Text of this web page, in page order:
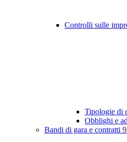
Controlli sulle
Tipologie di
Obblighi e
Bandi di gara e contratti